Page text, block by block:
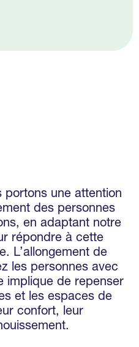
portons une attention
des personnes
en adaptant notre
répondre à cette
L’allongement de
les personnes avec
implique de repenser
et les espaces de
confort, leur